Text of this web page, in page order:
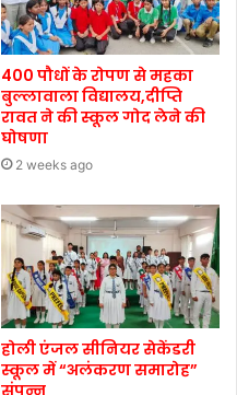
400 पौधों के रोपण से महका
बुल्लावाला विद्यालय,दीप्ति
रावत ने की स्कूल गोद लेने की
घोषणा
2 weeks ago
होली एंजल सीनियर सेकेंडरी
स्कूल में “अलंकरण समारोह”